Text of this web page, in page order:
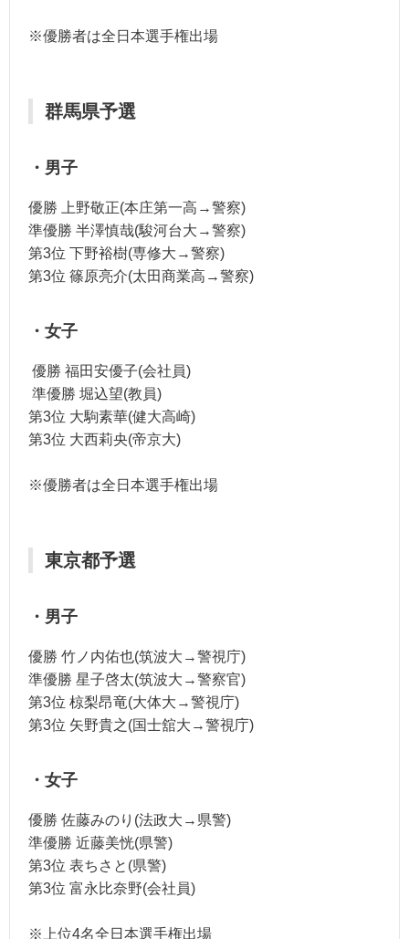
※優勝者は全日本選手権出場
群馬県予選
・男子
優勝 上野敬正(本庄第一高→警察)
準優勝 半澤慎哉(駿河台大→警察)
第3位 下野裕樹(専修大→警察)
第3位 篠原亮介(太田商業高→警察)
・女子
優勝 福田安優子(会社員)
準優勝 堀込望(教員)
第3位 大駒素華(健大高崎)
第3位 大西莉央(帝京大)
※優勝者は全日本選手権出場
東京都予選
・男子
優勝 竹ノ内佑也(筑波大→警視庁)
準優勝 星子啓太(筑波大→警察官)
第3位 椋梨昂竜(大体大→警視庁)
第3位 矢野貴之(国士舘大→警視庁)
・女子
優勝 佐藤みのり(法政大→県警)
準優勝 近藤美恍(県警)
第3位 表ちさと(県警)
第3位 富永比奈野(会社員)
※上位4名全日本選手権出場